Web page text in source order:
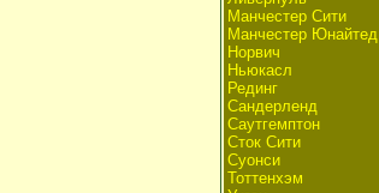
Манчестер Сити
Манчестер Юнайтед
Норвич
Ньюкасл
Рединг
Сандерленд
Саутгемптон
Сток Сити
Суонси
Тоттенхэм